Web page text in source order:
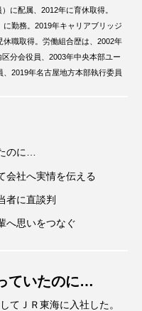
に配属、2012年に育休取得。
勤務。2019年キャリアブリッジ
職取得。労働組合歴は、2002年
分会役員、2003年中央本部ユー
2019年名古屋地方本部執行委員
のに…
社へ実情を伝える
者に直談判
へ思いをつなぐ
ていたのに…
てＪＲ東海に入社した。